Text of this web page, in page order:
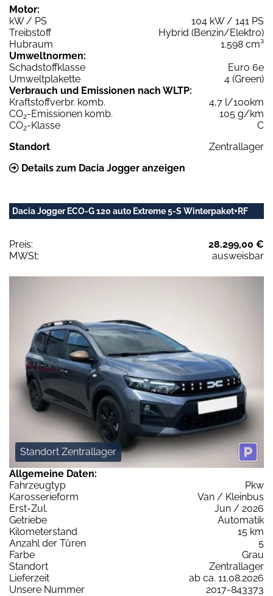
Motor:
kW / PS
104 kW / 141 PS
Treibstoff
Hybrid (Benzin/Elektro)
Hubraum
1.598 cm³
Umweltnormen:
Schadstoffklasse
Euro 6e
Umweltplakette
4 (Green)
Verbrauch und Emissionen nach WLTP:
Kraftstoffverbr. komb.
4,7 l/100km
CO2-Emissionen komb.
105 g/km
CO2-Klasse
C
Standort
Zentrallager
Details zum Dacia Jogger anzeigen
Dacia Jogger ECO-G 120 auto Extreme 5-S Winterpaket+RF
Preis:
28.299,00 €
MWSt:
ausweisbar
Standort Zentrallager
Allgemeine Daten:
Fahrzeugtyp
Pkw
Karosserieform
Van / Kleinbus
Erst-Zul.
Jun / 2026
Getriebe
Automatik
Kilometerstand
15 km
Anzahl der Türen
5
Farbe
Grau
Standort
Zentrallager
Lieferzeit
ab ca. 11.08.2026
Unsere Nummer
2017-843373